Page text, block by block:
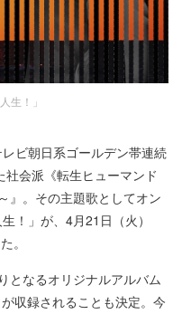
生！」
ビ朝日系ゴールデン帯連続
社会派《転生ヒューマンド
』。その主題歌としてオン
！」が、4月21日（火）
。
となるオリジナルアルバム
収録されることも決定。今